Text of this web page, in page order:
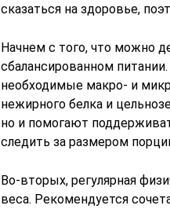
сказаться на здоровье,
Начнем с того, что можно
сбалансированном
необходимые макро- и
нежирного белка и
но и помогают
следить за размером
Во-вторых, регулярная
веса. Рекомендуется